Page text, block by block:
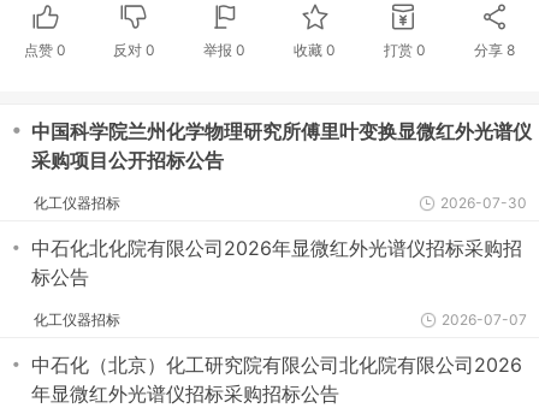
点赞 0 反对0 举报 0 收藏 0 打赏 0 分享 8
・ 中国科学院兰州化学物理研究所傅里叶变换显微红外光谱仪
采购项目公开招标公告
化工仪器招标 2026-07-30
・ 中石化北化院有限公司2026年显微红外光谱仪招标采购招
标公告
化工仪器招标 2026-07-07
・ 中石化（北京）化工研究院有限公司北化院有限公司2026
年显微红外光谱仪招标采购招标公告